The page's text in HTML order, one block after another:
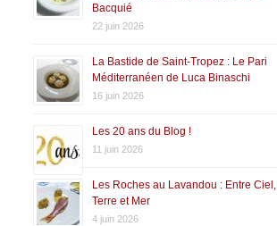
Bacquié
22 juin 2026
La Bastide de Saint-Tropez : Le Pari
Méditerranéen de Luca Binaschi
16 juin 2026
Les 20 ans du Blog !
11 juin 2026
Les Roches au Lavandou : Entre Ciel,
Terre et Mer
4 juin 2026